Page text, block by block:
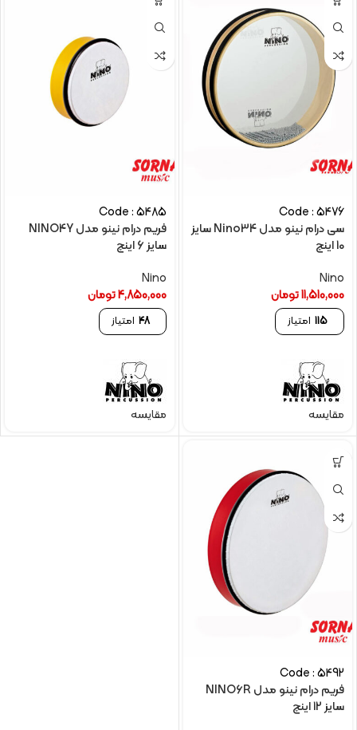
Code : 5476
سی درام نینو مدل Nino34 سایز
10 اینچ
Nino
11,510,000تومان
115 امتیاز
مقایسه
Code : 5485
فریم درام نینو مدل NINO4Y
سایز 6 اینچ
Nino
4,850,000تومان
48 امتیاز
مقایسه
Code : 5492
فریم درام نینو مدل NINO6R
سایز 12 اینچ